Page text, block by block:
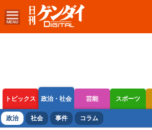
トピックス 政治・社会 芸能 スポーツ
ボートレース 競輪 オートレース
政治 社会 事件 コラム